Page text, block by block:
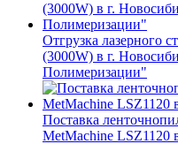
Отгрузка лазерного
(3000W) в г.
Полимеризации"
Поставка
MetMachine LSZ1120